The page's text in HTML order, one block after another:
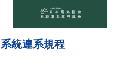
系統連系規程